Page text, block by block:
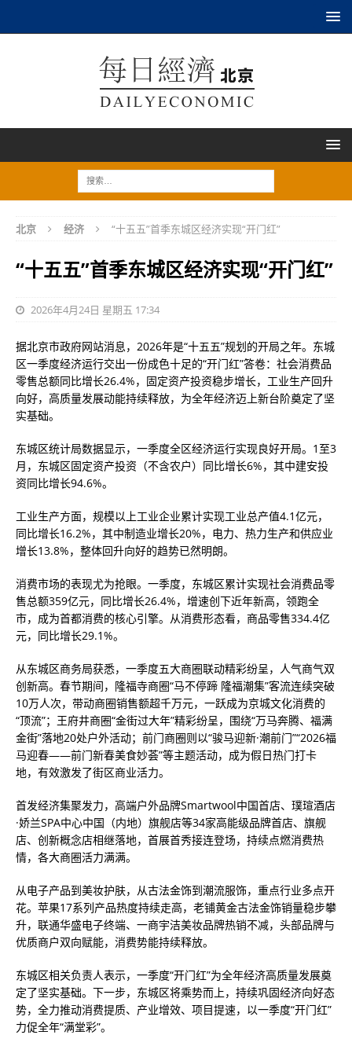
北京 经济 “十五五”首季东城区经济实现“开门红”
“十五五”首季东城区经济实现“开门红”
2026年4月24日 星期五 17:34
据北京市政府网站消息，2026年是“十五五”规划的开局之年。东城
区一季度经济运行交出一份成色十足的“开门红”答卷：社会消费品
零售总额同比增长26.4%，固定资产投资稳步增长，工业生产回升
向好，高质量发展动能持续释放，为全年经济迈上新台阶奠定了坚
实基础。
东城区统计局数据显示，一季度全区经济运行实现良好开局。1至3
月，东城区固定资产投资（不含农户）同比增长6%，其中建安投
资同比增长94.6%。
工业生产方面，规模以上工业企业累计实现工业总产值4.1亿元，
同比增长16.2%，其中制造业增长20%，电力、热力生产和供应业
增长13.8%，整体回升向好的趋势已然明朗。
消费市场的表现尤为抢眼。一季度，东城区累计实现社会消费品零
售总额359亿元，同比增长26.4%，增速创下近年新高，领跑全
市，成为首都消费的核心引擎。从消费形态看，商品零售334.4亿
元，同比增长29.1%。
从东城区商务局获悉，一季度五大商圈联动精彩纷呈，人气商气双
创新高。春节期间，隆福寺商圈“马不停蹄 隆福潮集”客流连续突破
10万人次，带动商圈销售额超千万元，一跃成为京城文化消费的
“顶流”；王府井商圈“金街过大年”精彩纷呈，围绕“万马奔腾、福满
金街”落地20处户外活动；前门商圈则以“骏马迎新·潮前门”“2026福
马迎春——前门新春美食妙荟”等主题活动，成为假日热门打卡
地，有效激发了街区商业活力。
首发经济集聚发力，高端户外品牌Smartwool中国首店、璞瑄酒店
·娇兰SPA中心中国（内地）旗舰店等34家高能级品牌首店、旗舰
店、创新概念店相继落地，首展首秀接连登场，持续点燃消费热
情，各大商圈活力满满。
从电子产品到美妆护肤，从古法金饰到潮流服饰，重点行业多点开
花。苹果17系列产品热度持续走高，老铺黄金古法金饰销量稳步攀
升，联通华盛电子终端、一商宇洁美妆品牌热销不减，头部品牌与
优质商户双向赋能，消费势能持续释放。
东城区相关负责人表示，一季度“开门红”为全年经济高质量发展奠
定了坚实基础。下一步，东城区将乘势而上，持续巩固经济向好态
势，全力推动消费提质、产业增效、项目提速，以一季度“开门红”
力促全年“满堂彩”。